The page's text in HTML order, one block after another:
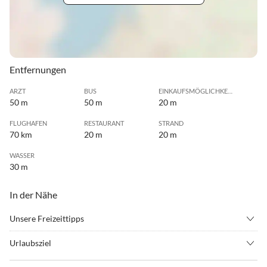
Entfernungen
ARZT
50 m
BUS
50 m
EINKAUFSMÖGLICHKEIT
20 m
FLUGHAFEN
70 km
RESTAURANT
20 m
STRAND
20 m
WASSER
30 m
In der Nähe
Unsere Freizeittipps
Urlaubsziel